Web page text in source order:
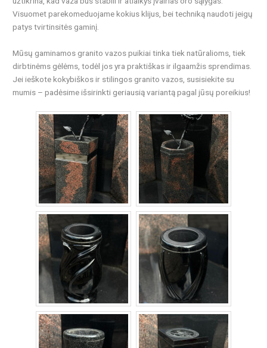
Visuomet parekomeduojame kokius klijus, bei techniką naudoti jeigų
patys tvirtinsitės gaminį.
Mūsų gaminamos granito vazos puikiai tinka tiek natūralioms, tiek
dirbtinėms gėlėms, todėl jos yra praktiškas ir ilgaamžis sprendimas.
Jei ieškote kokybiškos ir stilingos granito vazos, susisiekite su
mumis – padėsime išsirinkti geriausią variantą pagal jūsų poreikius!